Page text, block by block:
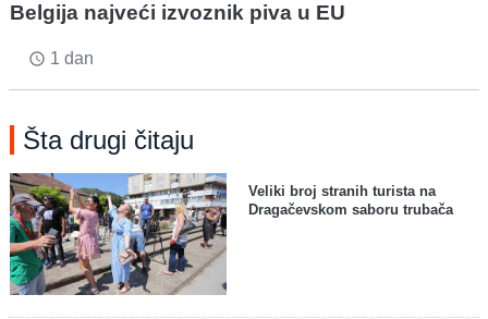
Belgija najveći izvoznik piva u EU
access_time 1 dan
Šta drugi čitaju
Veliki broj stranih turista na
Dragačevskom saboru trubača